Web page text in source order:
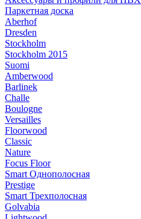
Паркетная доска
Aberhof
Dresden
Stockholm
Stockholm 2015
Suomi
Amberwood
Barlinek
Challe
Boulogne
Versailles
Floorwood
Classic
Nature
Focus Floor
Smart Однополосная
Prestige
Smart Трехполосная
Golvabia